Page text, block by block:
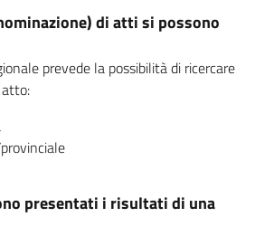
di atti si possono
prevede la possibilità di ricercare
presentati i risultati di una